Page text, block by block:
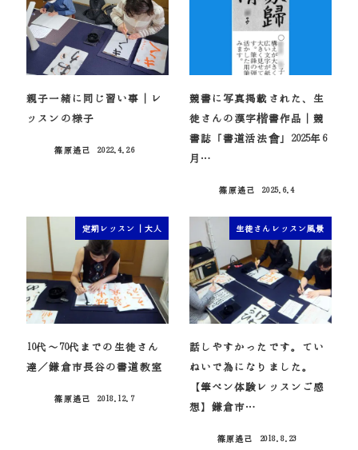
親子一緒に同じ習い事｜レ
ッスンの様子
篠原遙己
2022.4.26
競書に写真掲載された、生
徒さんの漢字楷書作品｜競
書誌「書道活法會」2025年6
月…
篠原遙己
2025.6.4
定期レッスン｜大人
10代～70代までの生徒さん
達／鎌倉市長谷の書道教室
篠原遙己
2018.12.7
生徒さんレッスン風景
話しやすかったです。てい
ねいで為になりました。
【筆ペン体験レッスンご感
想】鎌倉市…
篠原遙己
2018.8.23